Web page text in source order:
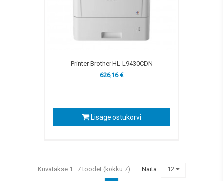
Printer Brother HL-L9430CDN
626,16 €
Lisage ostukorvi
Kuvatakse 1–7 toodet (kokku 7) Näita: 12